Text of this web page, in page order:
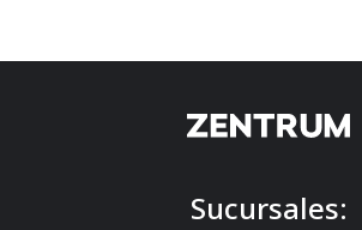
Sucursales: